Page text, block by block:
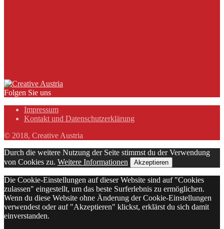
Folgen Sie uns
Impressum
Kontakt und Datenschutzerklärung
© 2018, Creative Austria
Durch die weitere Nutzung der Seite stimmst du der Verwendung
von Cookies zu. Weitere Informationen Akzeptieren
Die Cookie-Einstellungen auf dieser Website sind auf "Cookies
zulassen" eingestellt, um das beste Surferlebnis zu ermöglichen.
Wenn du diese Website ohne Änderung der Cookie-Einstellungen
verwendest oder auf "Akzeptieren" klickst, erklärst du sich damit
einverstanden.